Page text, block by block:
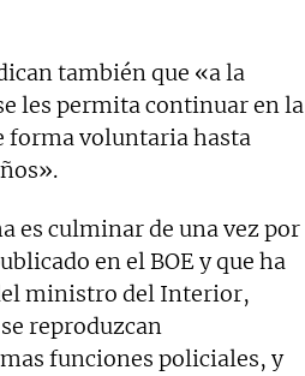
también que «a la
les permita continuar en la
forma voluntaria hasta
es culminar de una vez por
en el BOE y que ha
ministro del Interior,
reproduzcan
funciones policiales, y